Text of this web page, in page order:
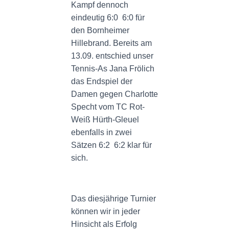
Kampf dennoch
eindeutig 6:0 6:0 für
den Bornheimer
Hillebrand. Bereits am
13.09. entschied unser
Tennis-As Jana Frölich
das Endspiel der
Damen gegen Charlotte
Specht vom TC Rot-
Weiß Hürth-Gleuel
ebenfalls in zwei
Sätzen 6:2 6:2 klar für
sich.
Das diesjährige Turnier
können wir in jeder
Hinsicht als Erfolg